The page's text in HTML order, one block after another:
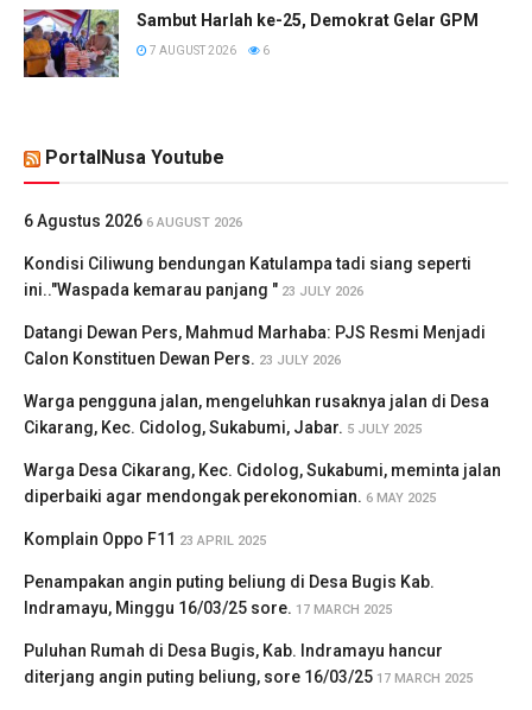
Sambut Harlah ke-25, Demokrat Gelar GPM
7 AUGUST 2026 6
PortalNusa Youtube
6 Agustus 2026 6 AUGUST 2026
Kondisi Ciliwung bendungan Katulampa tadi siang seperti
ini.."Waspada kemarau panjang " 23 JULY 2026
Datangi Dewan Pers, Mahmud Marhaba: PJS Resmi Menjadi
Calon Konstituen Dewan Pers. 23 JULY 2026
Warga pengguna jalan, mengeluhkan rusaknya jalan di Desa
Cikarang, Kec. Cidolog, Sukabumi, Jabar. 5 JULY 2025
Warga Desa Cikarang, Kec. Cidolog, Sukabumi, meminta jalan
diperbaiki agar mendongak perekonomian. 6 MAY 2025
Komplain Oppo F11 23 APRIL 2025
Penampakan angin puting beliung di Desa Bugis Kab.
Indramayu, Minggu 16/03/25 sore. 17 MARCH 2025
Puluhan Rumah di Desa Bugis, Kab. Indramayu hancur
diterjang angin puting beliung, sore 16/03/25 17 MARCH 2025